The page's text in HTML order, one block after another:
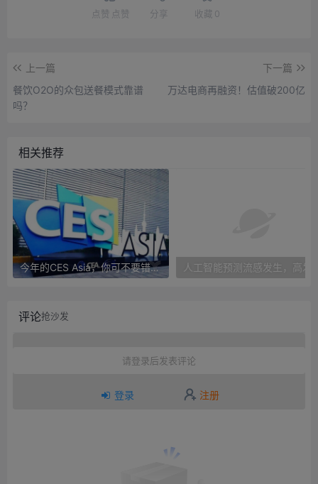
点赞 点赞 分享 收藏 0
上一篇
餐饮O2O的众包送餐模式靠谱
吗？
下一篇
万达电商再融资！估值破200亿
相关推荐
今年的CES Asia，你可不要错过这些自动驾驶看点
评论抢沙发
请登录后发表评论
登录 注册